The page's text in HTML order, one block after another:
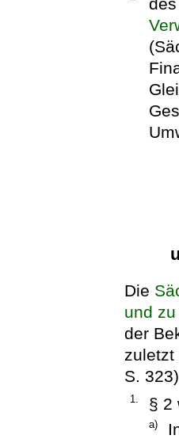
Die
und
der
zuletzt
S.
1. § 2
a)